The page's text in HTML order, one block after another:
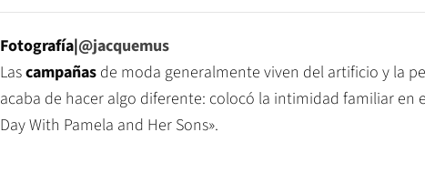
Fotografía|@jacquemus
Lascampañas de moda generalmente viven del artificio y la
acaba de hacer algo diferente: colocó la intimidad familiar en
Day With Pamela and Her Sons».